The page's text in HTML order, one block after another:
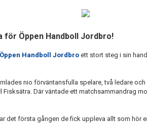
för Öppen Handboll Jordbro!
Öppen Handboll Jordbro ett stort steg i sin
nio förväntansfulla spelare, två ledare
Fisksätra. Där väntade ett matchsammandrag
det första gången de fick uppleva allt som hör